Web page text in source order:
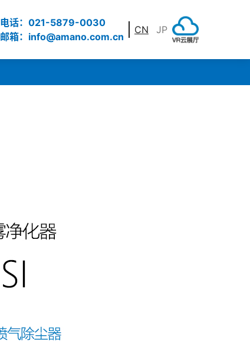
电话：021-5879-0030
邮箱：info@amano.com.cn
CN JP